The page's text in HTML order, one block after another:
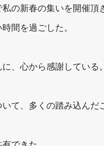
の新春の集いを開催頂
間を過ごした。
、心から感謝している。
て、多くの踏み込んだ